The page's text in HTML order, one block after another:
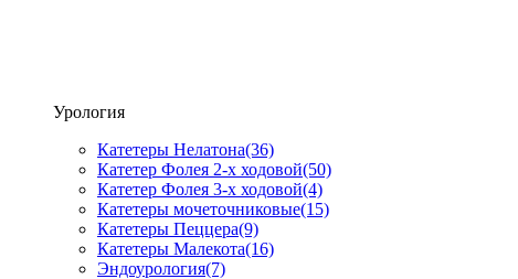
Урология
Катетеры Нелатона(36)
Катетер Фолея 2-х ходовой(50)
Катетер Фолея 3-х ходовой(4)
Катетеры мочеточниковые(15)
Катетеры Пеццера(9)
Катетеры Малекота(16)
Эндоурология(7)